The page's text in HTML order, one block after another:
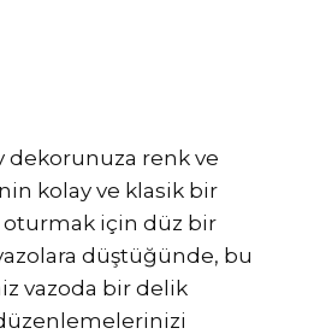
dekorunuza renk ve
kolay ve klasik bir
için düz bir
düştüğünde, bu
vazoda bir delik